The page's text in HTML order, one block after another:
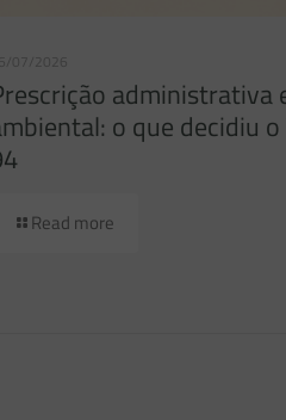
07/2026
administrativa
o que decidiu o
Read more